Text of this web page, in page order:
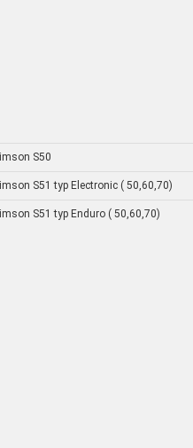
S50
S51 typ Electronic ( 50,60,70)
S51 typ Enduro ( 50,60,70)